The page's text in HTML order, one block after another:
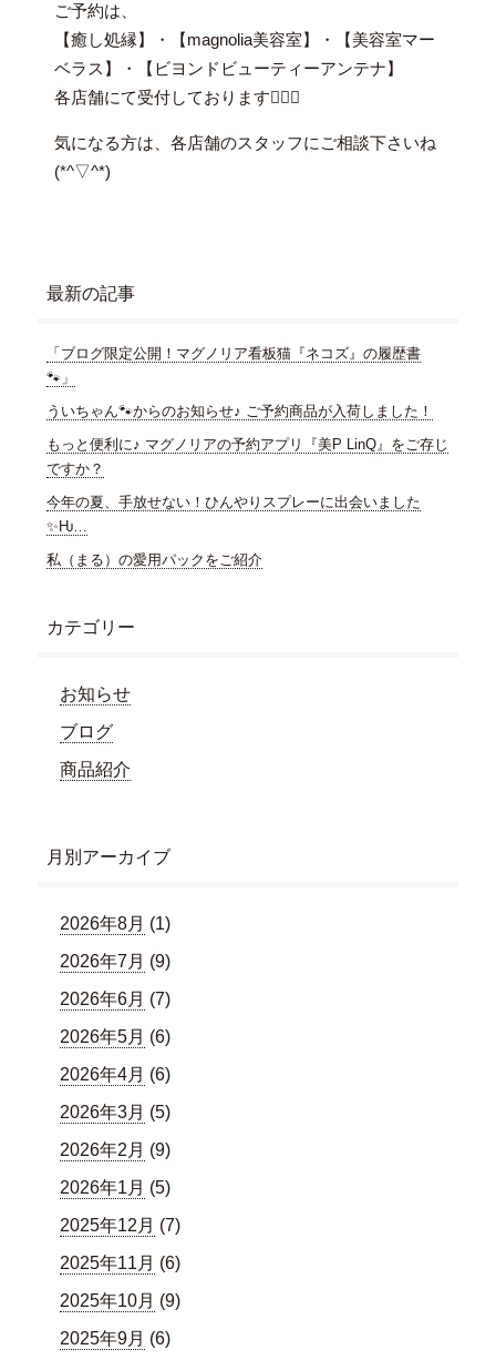
ご予約は、
【癒し処縁】・【magnolia美容室】・【美容室マー
ベラス】・【ビヨンドビューティーアンテナ】
各店舗にて受付しております🙇‍♀️✨
気になる方は、各店舗のスタッフにご相談下さいね
(*^▽^*)
最新の記事
「ブログ限定公開！マグノリア看板猫『ネコズ』の履歴書
🐾」
ういちゃん🐾からのお知らせ♪ ご予約商品が入荷しました！
もっと便利に♪ マグノリアの予約アプリ『美P LinQ』をご存じ
ですか？
今年の夏、手放せない！ひんやりスプレーに出会いました
✨Ƕ…
私（まる）の愛用パックをご紹介
カテゴリー
お知らせ
ブログ
商品紹介
月別アーカイブ
2026年8月 (1)
2026年7月 (9)
2026年6月 (7)
2026年5月 (6)
2026年4月 (6)
2026年3月 (5)
2026年2月 (9)
2026年1月 (5)
2025年12月 (7)
2025年11月 (6)
2025年10月 (9)
2025年9月 (6)